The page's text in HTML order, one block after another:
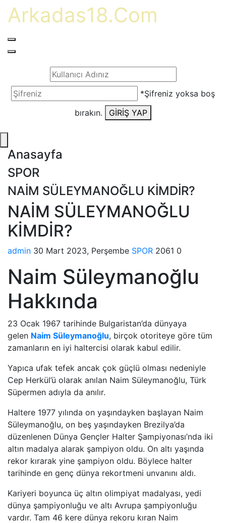
Arkadas18.Com
*Şifreniz yoksa boş
bırakın.
GİRİŞ YAP
Anasayfa
SPOR
NAİM SÜLEYMANOĞLU KİMDİR?
NAİM SÜLEYMANOĞLU
KİMDİR?
admin 30 Mart 2023, Perşembe SPOR 2061 0
Naim Süleymanoğlu
Hakkında
23 Ocak 1967 tarihinde Bulgaristan’da dünyaya
gelen Naim Süleymanoğlu, birçok otoriteye göre tüm
zamanların en iyi haltercisi olarak kabul edilir.
Yapıca ufak tefek ancak çok güçlü olması nedeniyle
Cep Herkül’ü olarak anılan Naim Süleymanoğlu, Türk
Süpermen adıyla da anılır.
Haltere 1977 yılında on yaşındayken başlayan Naim
Süleymanoğlu, on beş yaşındayken Brezilya’da
düzenlenen Dünya Gençler Halter Şampiyonası’nda iki
altın madalya alarak şampiyon oldu. On altı yaşında
rekor kırarak yine şampiyon oldu. Böylece halter
tarihinde en genç dünya rekortmeni unvanını aldı.
Kariyeri boyunca üç altın olimpiyat madalyası, yedi
dünya şampiyonluğu ve altı Avrupa şampiyonluğu
vardır. Tam 46 kere dünya rekoru kıran Naim